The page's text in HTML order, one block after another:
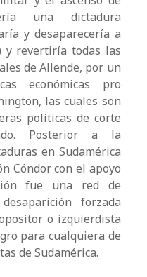
una dictadura
y desaparecería a
y revertiría todas las
de Allende, por un
económicas pro
las cuales son
políticas de corte
Posterior a la
en Sudamérica
Cóndor con el apoyo
fue una red de
forzada
o izquierdista
para cualquiera de
de Sudamérica.